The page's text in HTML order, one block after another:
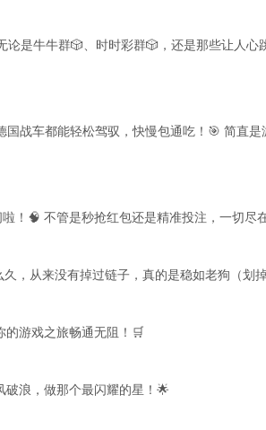
是牛牛群🎲、时时彩群🎲，还是那些让人心
战车都能轻松驾驭，快慢包通吃！🎯 简直是
！🧠 不管是秒抢红包还是精准投注，一切尽
，从来没有掉过链子，真的是稳如老狗（划
的游戏之旅畅通无阻！🛒
浪，做那个最闪耀的星！🌟